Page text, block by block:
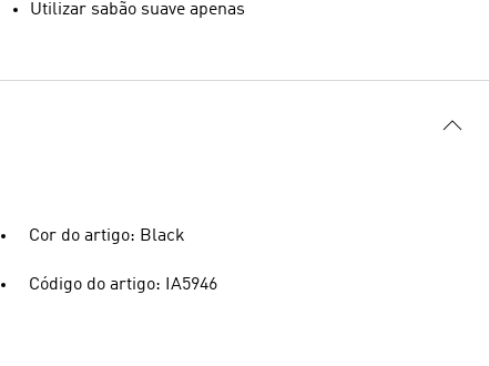
Utilizar sabão suave apenas
Cor do artigo: Black
Código do artigo: IA5946